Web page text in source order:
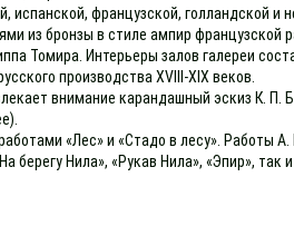
испанской, французской, голландской
из бронзы в стиле ампир
Томира. Интерьеры залов галереи
производства XVIII-XIX веков.
внимание карандашный эскиз К.
«Лес» и «Стадо в лесу». Работы
берегу Нила», «Рукав Нила», «Эпир»,